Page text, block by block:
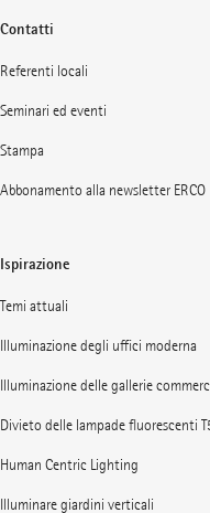
Contatti
Referenti locali
Seminari ed eventi
Stampa
Abbonamento alla newsletter ERCO
Ispirazione
Temi attuali
Illuminazione degli uffici moderna
Illuminazione delle gallerie
Divieto delle lampade fluorescenti
Human Centric Lighting
Illuminare giardini verticali